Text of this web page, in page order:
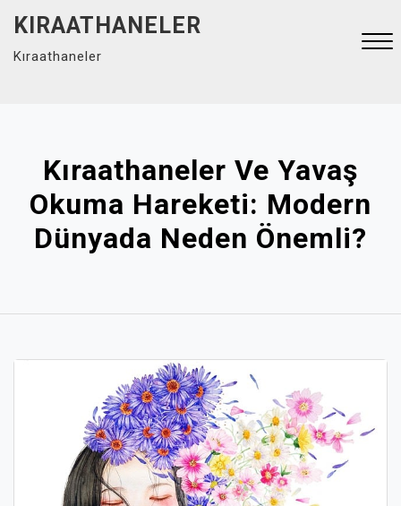
content
KIRAATHANELER
Kıraathaneler
Kıraathaneler Ve Yavaş
Okuma Hareketi: Modern
Dünyada Neden Önemli?